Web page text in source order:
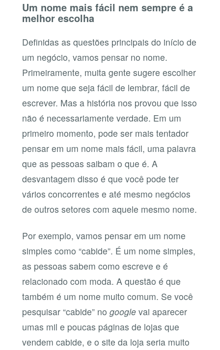
Um nome mais fácil nem sempre é a
melhor escolha
Definidas as questões principais do início de
um negócio, vamos pensar no nome.
Primeiramente, muita gente sugere escolher
um nome que seja fácil de lembrar, fácil de
escrever. Mas a história nos provou que isso
não é necessariamente verdade. Em um
primeiro momento, pode ser mais tentador
pensar em um nome mais fácil, uma palavra
que as pessoas saibam o que é. A
desvantagem disso é que você pode ter
vários concorrentes e até mesmo negócios
de outros setores com aquele mesmo nome.
Por exemplo, vamos pensar em um nome
simples como “cabide”. É um nome simples,
as pessoas sabem como escreve e é
relacionado com moda. A questão é que
também é um nome muito comum. Se você
pesquisar “cabide” no googlevai aparecer
umas mil e poucas páginas de lojas que
vendem cabide, e o site da loja seria muito